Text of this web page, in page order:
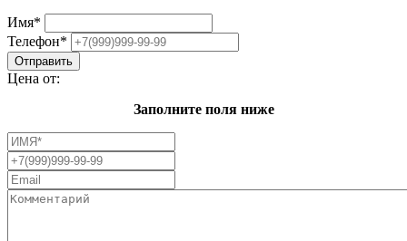
Имя*
Телефон*
Цена от:
Заполните поля ниже